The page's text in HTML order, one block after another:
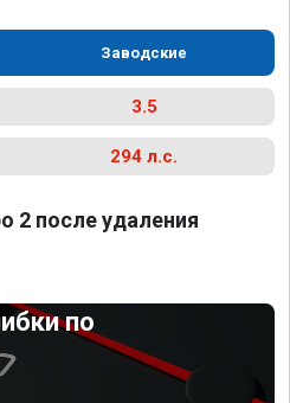
Заводские
3.5
294 л.с.
2 после удаления
по